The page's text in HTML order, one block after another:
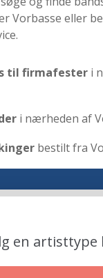
Vorbasse eller
til firmafester i
i nærheden af
bestilt fra
en artisttype